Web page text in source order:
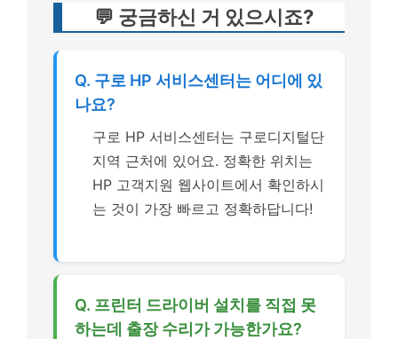
💬 궁금하신 거 있으시죠?
Q. 구로 HP 서비스센터는 어디에 있
나요?
구로 HP 서비스센터는 구로디지털단
지역 근처에 있어요. 정확한 위치는
HP 고객지원 웹사이트에서 확인하시
는 것이 가장 빠르고 정확하답니다!
Q. 프린터 드라이버 설치를 직접 못
하는데 출장 수리가 가능한가요?